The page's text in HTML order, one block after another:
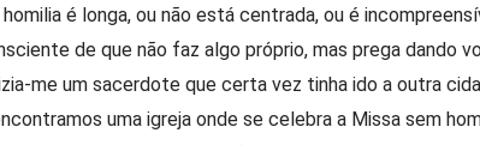
é longa, ou não está centrada, ou é
de que não faz algo próprio, mas prega dando
me um sacerdote que certa vez tinha ido a outra
uma igreja onde se celebra a Missa sem